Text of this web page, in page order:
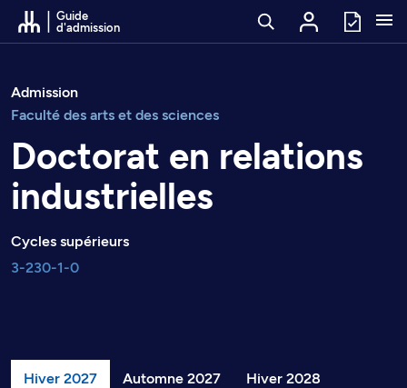
Passer au contenu
Guide
d'admission
Admission
Faculté des arts et des sciences
Doctorat en relations
industrielles
Cycles supérieurs
3-230-1-0
Hiver 2027 Automne 2027 Hiver 2028